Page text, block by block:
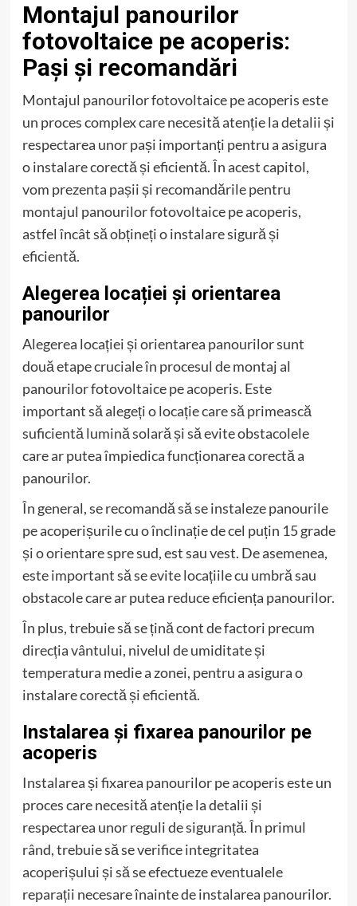
Montajul panourilor
fotovoltaice pe acoperis:
Pași și recomandări
Montajul panourilor fotovoltaice pe acoperis este
un proces complex care necesită atenție la detalii și
respectarea unor pași importanți pentru a asigura
o instalare corectă și eficientă. În acest capitol,
vom prezenta pașii și recomandările pentru
montajul panourilor fotovoltaice pe acoperis,
astfel încât să obțineți o instalare sigură și
eficientă.
Alegerea locației și orientarea
panourilor
Alegerea locației și orientarea panourilor sunt
două etape cruciale în procesul de montaj al
panourilor fotovoltaice pe acoperis. Este
important să alegeți o locație care să primească
suficientă lumină solară și să evite obstacolele
care ar putea împiedica funcționarea corectă a
panourilor.
În general, se recomandă să se instaleze panourile
pe acoperișurile cu o înclinație de cel puțin 15 grade
și o orientare spre sud, est sau vest. De asemenea,
este important să se evite locațiile cu umbră sau
obstacole care ar putea reduce eficiența panourilor.
În plus, trebuie să se țină cont de factori precum
direcția vântului, nivelul de umiditate și
temperatura medie a zonei, pentru a asigura o
instalare corectă și eficientă.
Instalarea și fixarea panourilor pe
acoperis
Instalarea și fixarea panourilor pe acoperis este un
proces care necesită atenție la detalii și
respectarea unor reguli de siguranță. În primul
rând, trebuie să se verifice integritatea
acoperișului și să se efectueze eventualele
reparații necesare înainte de instalarea panourilor.